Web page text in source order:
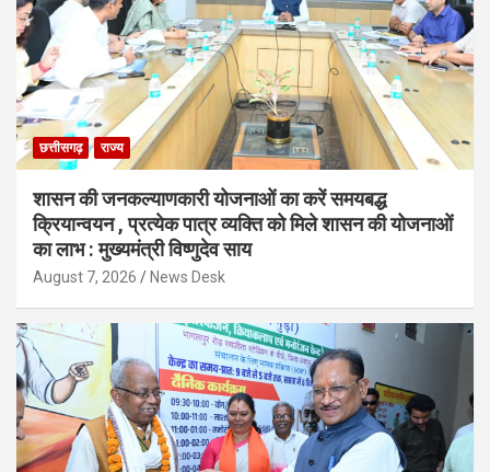
छत्तीसगढ़ राज्य
शासन की जनकल्याणकारी योजनाओं का करें समयबद्ध
क्रियान्वयन , प्रत्येक पात्र व्यक्ति को मिले शासन की योजनाओं
का लाभ : मुख्यमंत्री विष्णुदेव साय
August 7, 2026 News Desk